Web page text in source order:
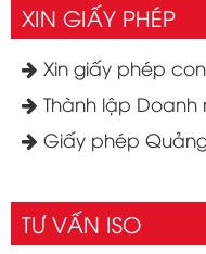
XIN GIẤY PHÉP
Xin giấy phép con
Thành lập Doanh
Giấy phép
TƯ VẤN ISO